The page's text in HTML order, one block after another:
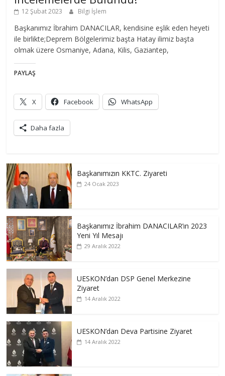
12 Şubat 2023 Bilgi İşlem
Başkanımız İbrahim DANACILAR, kendisine eşlik eden heyeti
ile birlikte;Deprem Bölgelerimiz başta Hatay ilimiz başta
olmak üzere Osmaniye, Adana, Kilis, Gaziantep,
PAYLAŞ
X Facebook WhatsApp
Daha fazla
Başkanımızın KKTC. Ziyareti
24 Ocak 2023
Başkanımız İbrahim DANACILAR’ın 2023
Yeni Yıl Mesajı
29 Aralık 2022
UESKON’dan DSP Genel Merkezine
Ziyaret
14 Aralık 2022
UESKON’dan Deva Partisine Ziyaret
14 Aralık 2022